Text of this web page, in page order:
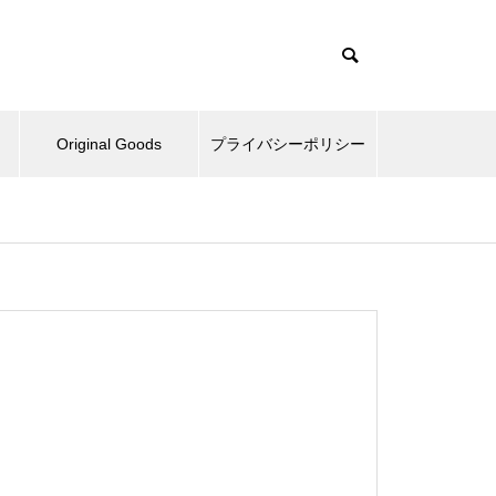
Original Goods プライバシーポリシー
たぬきとか、野球再開してみた